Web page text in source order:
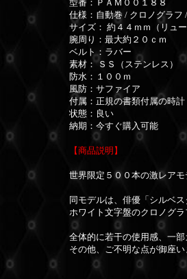
型番：ＰＡＭ００１８８
仕様：自動巻 / クロノグラフ
サイズ： 約４４ｍｍ（リュー
腕周り：最大約２０ｃｍ
ベルト：ラバー
素材： ＳＳ（ステンレス）
防水：１００ｍ
風防：サファイア
付属：正規の書類付属の時計
状態：良い
納期：今すぐ購入可能
【商品説明】
世界限定５００本の激レア
同モデルは、俳優「シルベ
ホワイト文字盤のクロノグ
全体的に若干の使用感、一
その他、ご不明な点が御座